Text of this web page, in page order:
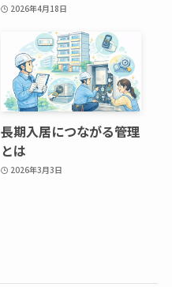
2026年4月18日
長期入居につながる管理
とは
2026年3月3日